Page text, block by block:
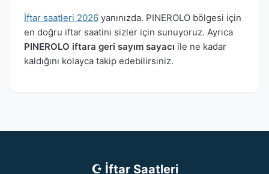
İftar saatleri 2026 yanınızda. PINEROLO bölgesi için
en doğru iftar saatini sizler için sunuyoruz. Ayrıca
PINEROLO iftara geri sayım sayacı ile ne kadar
kaldığını kolayca takip edebilirsiniz.
☪ İftar Saatleri